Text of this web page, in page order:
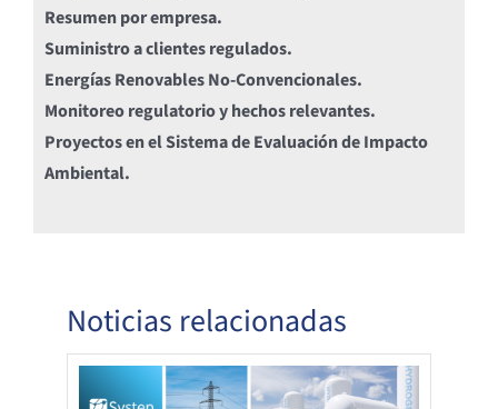
Resumen por empresa.
Suministro a clientes regulados.
Energías Renovables No-Convencionales.
Monitoreo regulatorio y hechos relevantes.
Proyectos en el Sistema de Evaluación de Impacto
Ambiental.
Noticias relacionadas